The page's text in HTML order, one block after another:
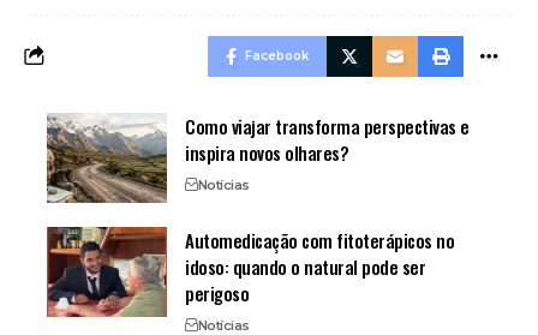
Facebook
Como viajar transforma perspectivas e
inspira novos olhares?
Notícias
Automedicação com fitoterápicos no
idoso: quando o natural pode ser
perigoso
Notícias